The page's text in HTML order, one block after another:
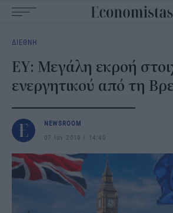
navigation
ΔΙΕΘΝΗ
ΕΥ: Μεγάλη εκροή
ενεργητικού από τη
NEWSROOM
07 Ιαν 2019
14:40